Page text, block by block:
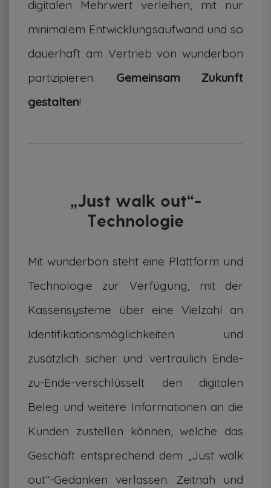
digitalen Mehrwert verleihen, mit nur
minimalem Entwicklungsaufwand und so
dauerhaft am Vertrieb von wunderbon
partizipieren. Gemeinsam Zukunft
gestalten!
„Just walk out“-
Technologie
Mit wunderbon steht eine Plattform und
Technologie zur Verfügung, mit der
Kassensysteme über eine Vielzahl an
Identifikationsmöglichkeiten und
zusätzlich sicher und vertraulich Ende-
zu-Ende-verschlüsselt den digitalen
Beleg und weitere Informationen an die
Kunden zustellen können, welche das
Geschäft entsprechend dem „Just walk
out“-Gedanken verlassen. Zeitnah und